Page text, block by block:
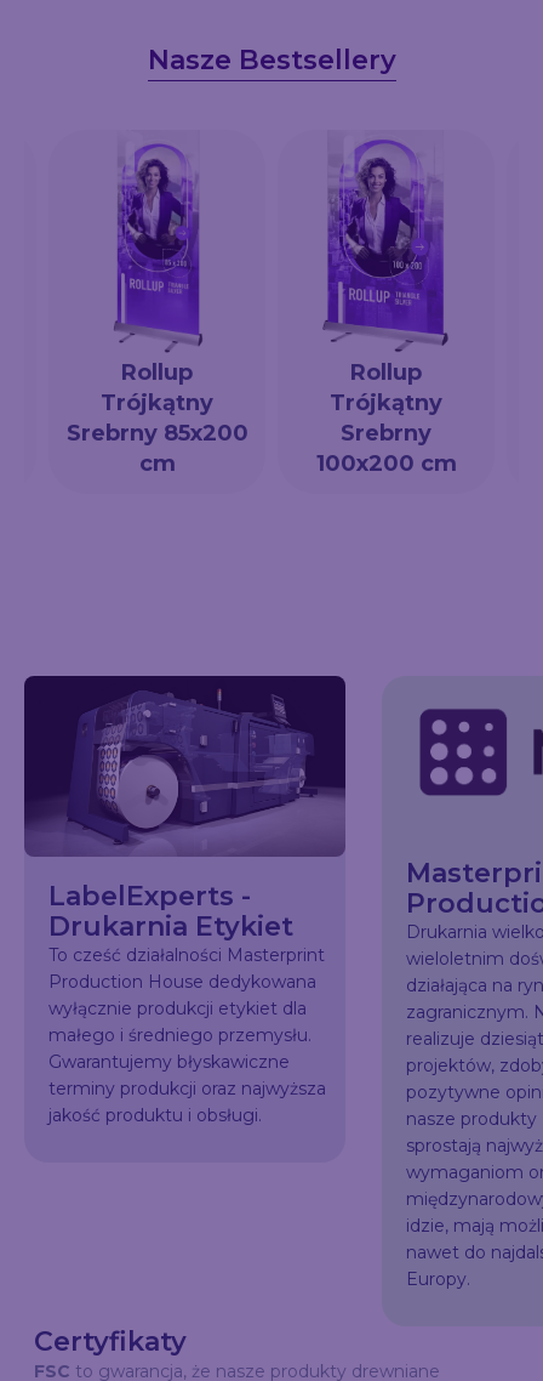
Nasze Bestsellery
Rollup
Trójkątny
Srebrny 85x200
cm
Rollup
Trójkątny
Srebrny
100x200 cm
LabelExperts -
Drukarnia Etykiet
To cześć działalności Masterprint
Production House dedykowana
wyłącznie produkcji etykiet dla
małego i średniego przemysłu.
Gwarantujemy błyskawiczne
terminy produkcji oraz najwyższa
jakość produktu i obsługi.
Drukarnia
wieloletnim
działająca na
zagranicznym.
realizuje
projektów,
pozytywne
nasze
sprostają
wymaganiom
idzie, mają
nawet do
Europy.
Certyfikaty
FSC to gwarancja, że nasze produkty drewniane